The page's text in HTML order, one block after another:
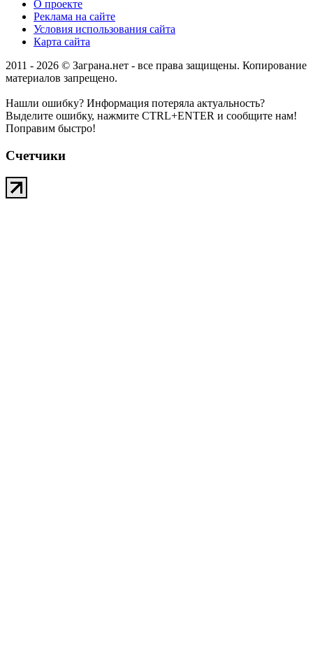
О проекте
Реклама на сайте
Условия использования сайта
Карта сайта
2011 - 2026 © Заграна.нет - все права защищены. Копирование
материалов запрещено.
Нашли ошибку? Информация потеряла актуальность?
Выделите ошибку, нажмите CTRL+ENTER и сообщите нам!
Поправим быстро!
Счетчики